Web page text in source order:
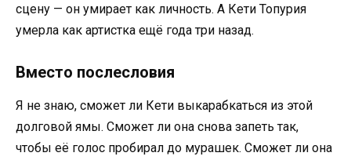
сцену — он умирает как личность. А Кети Топурия
умерла как артистка ещё года три назад.
Вместо послесловия
Я не знаю, сможет ли Кети выкарабкаться из этой
долговой ямы. Сможет ли она снова запеть так,
чтобы её голос пробирал до мурашек. Сможет ли она